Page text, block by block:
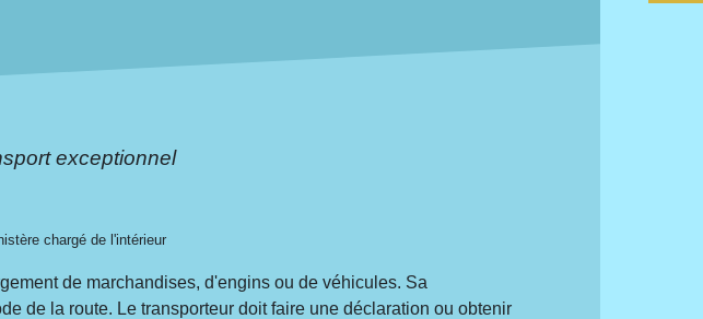
exceptionnel
chargé de l'intérieur
de marchandises, d'engins ou de véhicules. Sa
de la route. Le transporteur doit faire une déclaration ou obtenir